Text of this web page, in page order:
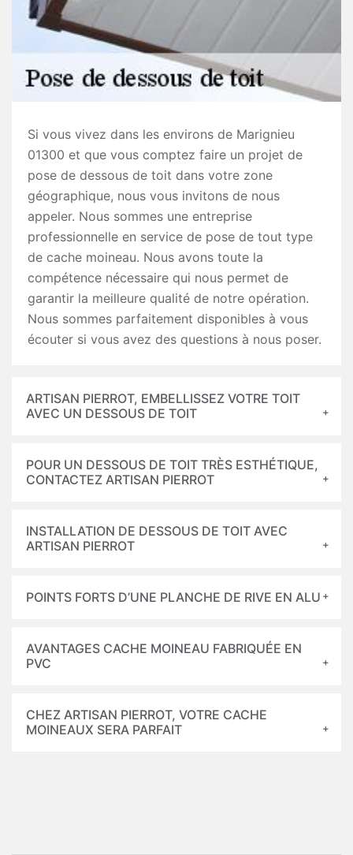
Si vous vivez dans les environs de Marignieu
01300 et que vous comptez faire un projet de
pose de dessous de toit dans votre zone
géographique, nous vous invitons de nous
appeler. Nous sommes une entreprise
professionnelle en service de pose de tout type
de cache moineau. Nous avons toute la
compétence nécessaire qui nous permet de
garantir la meilleure qualité de notre opération.
Nous sommes parfaitement disponibles à vous
écouter si vous avez des questions à nous poser.
ARTISAN PIERROT, EMBELLISSEZ VOTRE TOIT
AVEC UN DESSOUS DE TOIT
POUR UN DESSOUS DE TOIT TRÈS ESTHÉTIQUE,
CONTACTEZ ARTISAN PIERROT
INSTALLATION DE DESSOUS DE TOIT AVEC
ARTISAN PIERROT
POINTS FORTS D’UNE PLANCHE DE RIVE EN ALU
AVANTAGES CACHE MOINEAU FABRIQUÉE EN
PVC
CHEZ ARTISAN PIERROT, VOTRE CACHE
MOINEAUX SERA PARFAIT